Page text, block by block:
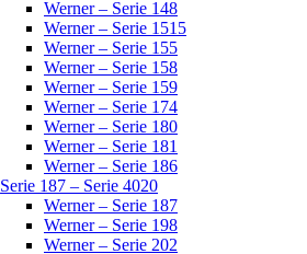
Werner – Serie 148
Werner – Serie 1515
Werner – Serie 155
Werner – Serie 158
Werner – Serie 159
Werner – Serie 174
Werner – Serie 180
Werner – Serie 181
Werner – Serie 186
Serie 187 – Serie 4020
Werner – Serie 187
Werner – Serie 198
Werner – Serie 202